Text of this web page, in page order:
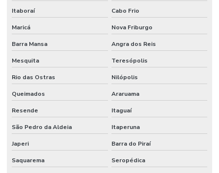
Empresas prestadoras de serviços de mão de obra terceirizada
Empresas que terceirizam serviços de produção
Engenheiros terceirizados
Equipe mao de obra temporaria e terceirizada
Facilities industrial
Gestão de ativos
Gestão de custos de manutenção para empresas
Gestão De Manutenção Preditiva
Gestão estratégica de ativos industriais
Higienização De Área Comum
Itaboraí Cabo Frio
Maricá Nova Friburgo
Barra Mansa Angra dos Reis
Mesquita Teresópolis
Rio das Ostras Nilópolis
Queimados Araruama
Resende Itaguaí
São Pedro da Aldeia Itaperuna
Japeri Barra do Piraí
Saquarema Seropédica